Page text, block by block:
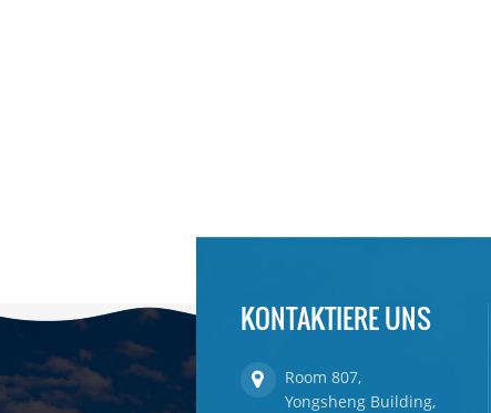
KONTAKTIERE UNS
Room 807,
Yongsheng Building,